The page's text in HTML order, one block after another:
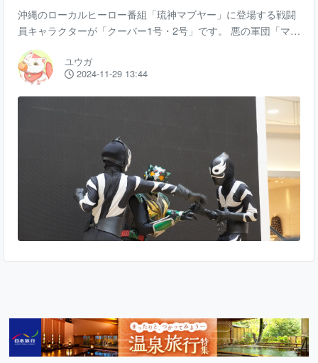
沖縄のローカルヒーロー番組「琉神マブヤー」に登場する戦闘
員キャラクターが「クーバー1号・2号」です。 悪の軍団「マジ
ムン」のメンバーとして活動するクーバーたちは、マブヤーの
第1作から登場し何度となくマブヤーと戦いを繰り広げまし
た。 戦闘員キャラクターであるため、必ずヒーローにやられて
しまう役回りですが作品を支える欠かすことのできない存在で
す。 クーバーたちはヒーローショーにも登場し、会場を盛り上
げる存在としてショーの最中も観客に近い場所に降り立ち触れ
合う姿も見られました。 メインのヒーローや怪人
ユウガ
2024-11-29 13:44